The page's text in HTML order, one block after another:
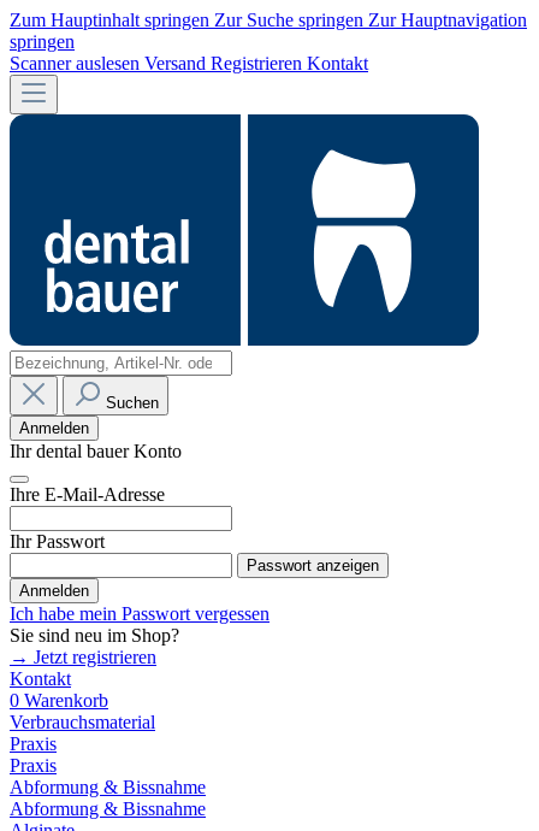
Zum Hauptinhalt springen Zur Suche springen Zur Hauptnavigation
springen
Scanner auslesen Versand Registrieren Kontakt
Suchen
Anmelden
Ihr dental bauer Konto
Ihre E-Mail-Adresse
Ihr Passwort
Passwort anzeigen
Anmelden
Ich habe mein Passwort vergessen
Sie sind neu im Shop?
→ Jetzt registrieren
Kontakt
0 Warenkorb
Verbrauchsmaterial
Praxis
Praxis
Abformung & Bissnahme
Abformung & Bissnahme